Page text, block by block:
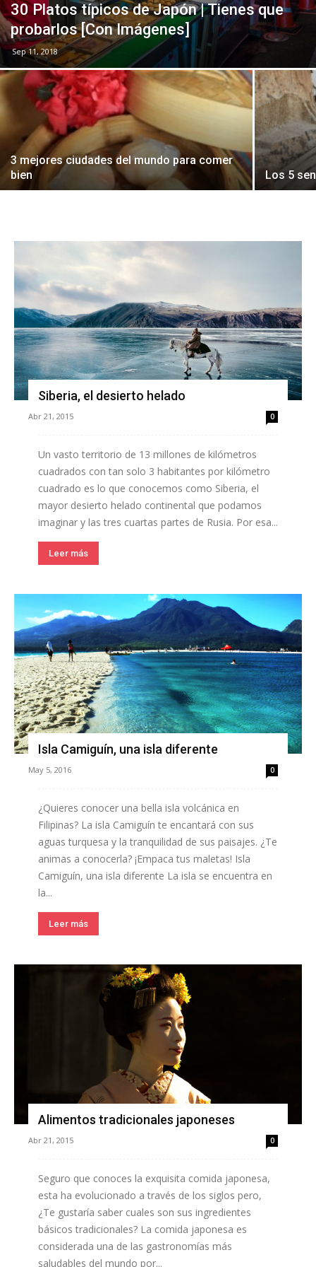
30 Platos típicos de Japón | Tienes que
probarlos [Con Imágenes]
Sep 11, 2018
3 mejores ciudades del mundo para comer
bien
Los 5
Siberia, el desierto helado
Abr 21, 2015 0
Un vasto territorio de 13 millones de kilómetros
cuadrados con tan solo 3 habitantes por kilómetro
cuadrado es lo que conocemos como Siberia, el
mayor desierto helado continental que podamos
imaginar y las tres cuartas partes de Rusia. Por esa...
Leer más
Isla Camiguín, una isla diferente
May 5, 2016 0
¿Quieres conocer una bella isla volcánica en
Filipinas? La isla Camiguín te encantará con sus
aguas turquesa y la tranquilidad de sus paisajes. ¿Te
animas a conocerla? ¡Empaca tus maletas! Isla
Camiguín, una isla diferente La isla se encuentra en
la...
Leer más
Alimentos tradicionales japoneses
Abr 21, 2015 0
Seguro que conoces la exquisita comida japonesa,
esta ha evolucionado a través de los siglos pero,
¿Te gustaría saber cuales son sus ingredientes
básicos tradicionales? La comida japonesa es
considerada una de las gastronomías más
saludables del mundo por...